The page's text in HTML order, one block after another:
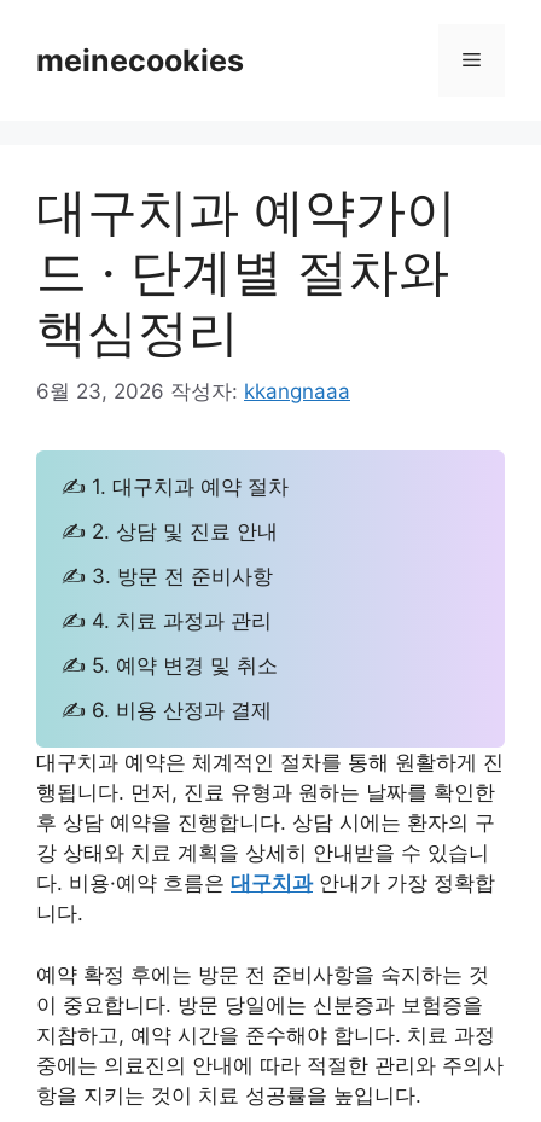
meinecookies 메
대구치과 예약가이
드 · 단계별 절차와
핵심정리
6월 23, 2026 작성자: kkangnaaa
✍ 1. 대구치과 예약 절차
✍ 2. 상담 및 진료 안내
✍ 3. 방문 전 준비사항
✍ 4. 치료 과정과 관리
✍ 5. 예약 변경 및 취소
✍ 6. 비용 산정과 결제
대구치과 예약은 체계적인 절차를 통해 원활하게 진
행됩니다. 먼저, 진료 유형과 원하는 날짜를 확인한
후 상담 예약을 진행합니다. 상담 시에는 환자의 구
강 상태와 치료 계획을 상세히 안내받을 수 있습니
다. 비용·예약 흐름은 대구치과안내가 가장 정확합
니다.
예약 확정 후에는 방문 전 준비사항을 숙지하는 것
이 중요합니다. 방문 당일에는 신분증과 보험증을
지참하고, 예약 시간을 준수해야 합니다. 치료 과정
중에는 의료진의 안내에 따라 적절한 관리와 주의사
항을 지키는 것이 치료 성공률을 높입니다.